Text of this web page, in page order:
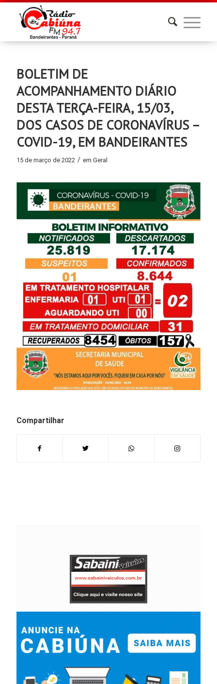
BOLETIM DE
ACOMPANHAMENTO DIÁRIO
DESTA TERÇA-FEIRA, 15/03,
DOS CASOS DE CORONAVÍRUS –
COVID-19, EM BANDEIRANTES
15 de março de 2022 / em Geral
Compartilhar